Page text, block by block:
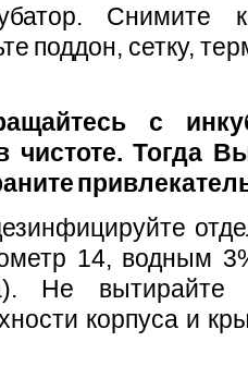
поддон, сетку,
с
чистоте. Тогда
14, водным
Не
корпуса и